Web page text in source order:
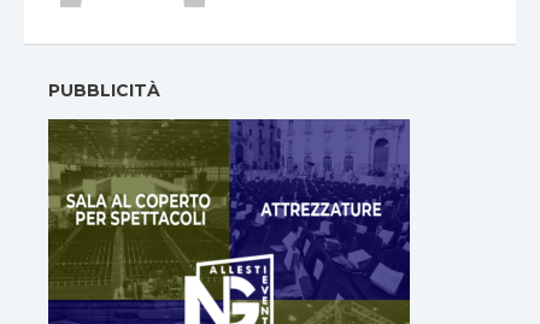
PUBBLICITÀ